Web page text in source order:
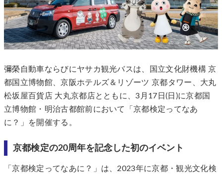
彌榮自動車ならびにヤサカ観光バスは、国立文化財機構 京
都国立博物館、京阪ホテルズ＆リゾーツ 京都タワー、大丸
松坂屋百貨店 大丸京都店とともに、3月17日(日)に京都国
立博物館・明治古都館前において「京都検定ってなあ
に？」を開催する。
京都検定の20周年を記念した初のイベント
「京都検定ってなあに？」は、2023年に京都・観光文化検